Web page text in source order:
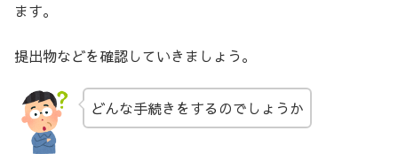
ます。
提出物などを確認していきましょう。
どんな手続きをするのでしょうか